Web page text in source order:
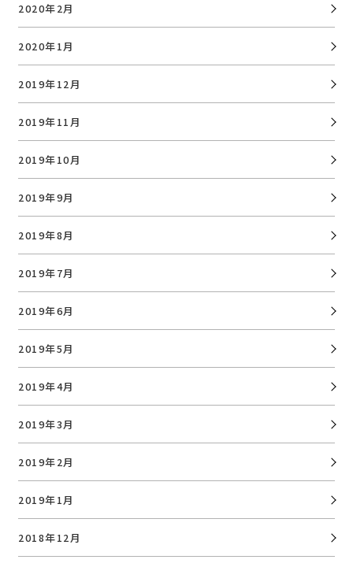
2020年2月
2020年1月
2019年12月
2019年11月
2019年10月
2019年9月
2019年8月
2019年7月
2019年6月
2019年5月
2019年4月
2019年3月
2019年2月
2019年1月
2018年12月